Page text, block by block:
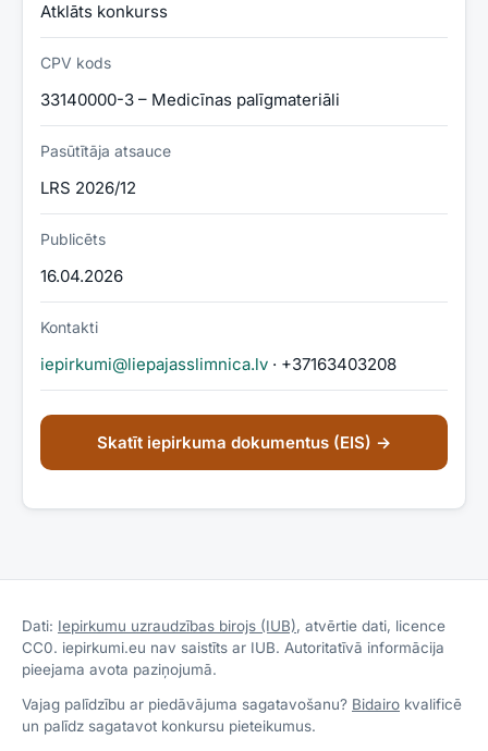
Atklāts konkurss
CPV kods
33140000-3 – Medicīnas palīgmateriāli
Pasūtītāja atsauce
LRS 2026/12
Publicēts
16.04.2026
Kontakti
iepirkumi@liepajasslimnica.lv · +37163403208
Skatīt iepirkuma dokumentus (EIS) →
Dati: Iepirkumu uzraudzības birojs (IUB), atvērtie dati, licence
CC0. iepirkumi.eu nav saistīts ar IUB. Autoritatīvā informācija
pieejama avota paziņojumā.
Vajag palīdzību ar piedāvājuma sagatavošanu? Bidairo kvalificē
un palīdz sagatavot konkursu pieteikumus.